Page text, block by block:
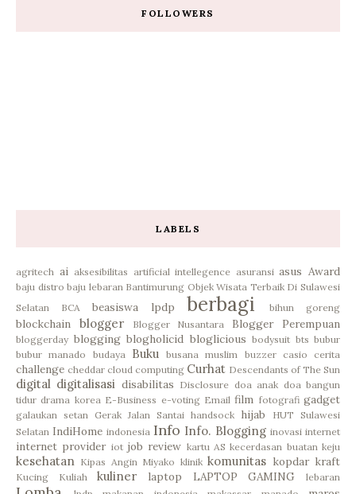
FOLLOWERS
LABELS
agritech ai aksesibilitas artificial intellegence asuransi asus Award
baju distro baju lebaran Bantimurung Objek Wisata Terbaik Di Sulawesi
Selatan
BCA beasiswa lpdp berbagi bihun goreng
blockchain blogger Blogger Nusantara Blogger Perempuan
bloggerday blogging blogholicid bloglicious bodysuit bts bubur
bubur manado
budaya Buku busana muslim buzzer casio cerita
challenge cheddar cloud computing Curhat Descendants of The Sun
digital digitalisasi disabilitas Disclosure doa anak doa bangun
tidur drama korea E-Business e-voting Email film fotografi gadget
galaukan setan Gerak Jalan Santai handsock hijab
HUT Sulawesi
Selatan IndiHome indonesia Info Info. Blogging inovasi internet
internet provider iot job review kartu AS kecerdasan buatan keju
kesehatan Kipas Angin Miyako klinik komunitas kopdar kraft
Kucing Kuliah kuliner laptop LAPTOP GAMING lebaran